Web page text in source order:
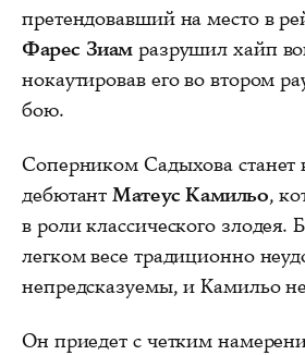
претендовавший на место в
Фарес Зиам разрушил хайп
нокаутировав его во втором
бою.
Соперником Садыхова станет
дебютантМатеус Камильо,
в роли классического злодея.
легком весе традиционно
непредсказуемы, и Камильо
Он приедет с четким